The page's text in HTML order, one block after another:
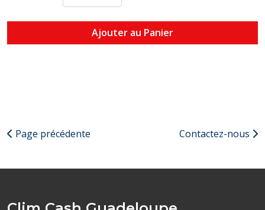
Ajouter au Panier
Page précédente Contactez-nous